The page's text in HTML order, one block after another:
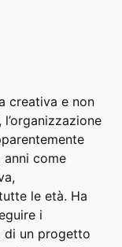
creativa e non
come
le età. Ha
i
di un progetto